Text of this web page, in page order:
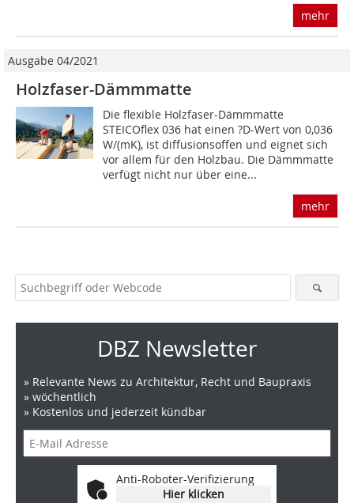
mehr
Ausgabe 04/2021
Holzfaser-Dämmmatte
Die flexible Holzfaser-Dämmmatte
STEICOflex 036 hat einen ?D-Wert von 0,036
W/(mK), ist diffusionsoffen und eignet sich
vor allem für den Holzbau. Die Dämmmatte
verfügt nicht nur über eine...
mehr
DBZ Newsletter
» Relevante News zu Architektur, Recht und Baupraxis
» wöchentlich
» Kostenlos und jederzeit kündbar
Anti-Roboter-Verifizierung
Hier klicken